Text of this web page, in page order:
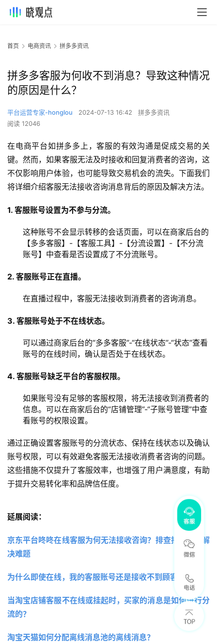
首页 电商资讯 拼多多资讯
拼多多客服为何收不到消息？导致这种情况
的原因是什么？
平台运营专家-honglou 2024-07-13 16:42
拼多多资讯
阅读 12046
在电商平台如拼多多上，客服的有效沟通是促成交易的关
键。然而，如果客服无法及时接收和回复消费者的咨询，这
不仅影响用户体验，也可能导致交易机会的流失。下面我们
将详细介绍客服无法接收咨询消息背后的原因及解决方法。
1. 客服账号设置为不参与分流。
这种账号不会显示转移的会话页面，可以在商家后台的
【多多客服】-【客服工具】-【分流设置】-【不分流
账号】中查看是否设置成了不分流账号。
2. 客服账号正在直播。
在直播过程中，客服无法接收到消费者的咨询消息。
3. 客服账号处于不在线状态。
可以通过商家后台的“多多客服”-“在线状态”-“状态”查看
账号的在线时间，确认是否处于在线状态。
4. 客服账号缺乏平台的客服权限。
如果账号没有足够的客服权限，将无法接收到消费者的
信息。可以在商家后台的“店铺管理”-“子账号管理”中查
看账号的权限设置。
通过正确设置客服账号的分流状态、保持在线状态以及确认
账号权限，可以有效避免客服无法接收消费者咨询的问题。
这些措施不仅提升了客服效率，也增强了用户满意度，有助
于提升交易转化率和品牌信任度。
延展阅读：
京东平台咚咚在线客服为何无法接收咨询？排查指南助你解
决难题
为什么即使在线，我的客服账号还是接收不到顾客咨询？
当淘宝店铺客服不在线或挂起时，买家的消息是如何进行分
流的？
淘宝天猫如何分配离线消息池的离线消息？